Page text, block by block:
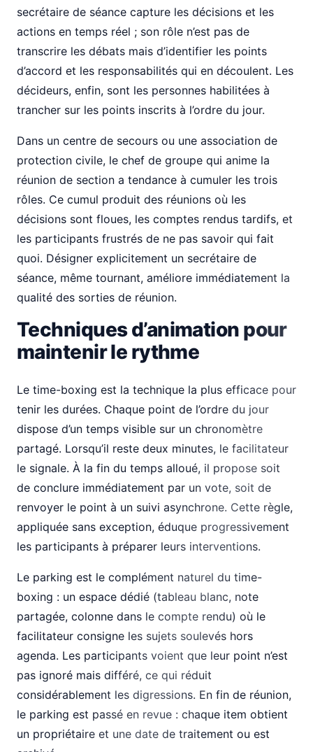
secrétaire de séance capture les décisions et les
actions en temps réel ; son rôle n’est pas de
transcrire les débats mais d’identifier les points
d’accord et les responsabilités qui en découlent. Les
décideurs, enfin, sont les personnes habilitées à
trancher sur les points inscrits à l’ordre du jour.
Dans un centre de secours ou une association de
protection civile, le chef de groupe qui anime la
réunion de section a tendance à cumuler les trois
rôles. Ce cumul produit des réunions où les
décisions sont floues, les comptes rendus tardifs, et
les participants frustrés de ne pas savoir qui fait
quoi. Désigner explicitement un secrétaire de
séance, même tournant, améliore immédiatement la
qualité des sorties de réunion.
Techniques d’animation pour
maintenir le rythme
Le time-boxing est la technique la plus efficace pour
tenir les durées. Chaque point de l’ordre du jour
dispose d’un temps visible sur un chronomètre
partagé. Lorsqu’il reste deux minutes, le facilitateur
le signale. À la fin du temps alloué, il propose soit
de conclure immédiatement par un vote, soit de
renvoyer le point à un suivi asynchrone. Cette règle,
appliquée sans exception, éduque progressivement
les participants à préparer leurs interventions.
Le parking est le complément naturel du time-
boxing : un espace dédié (tableau blanc, note
partagée, colonne dans le compte rendu) où le
facilitateur consigne les sujets soulevés hors
agenda. Les participants voient que leur point n’est
pas ignoré mais différé, ce qui réduit
considérablement les digressions. En fin de réunion,
le parking est passé en revue : chaque item obtient
un propriétaire et une date de traitement ou est